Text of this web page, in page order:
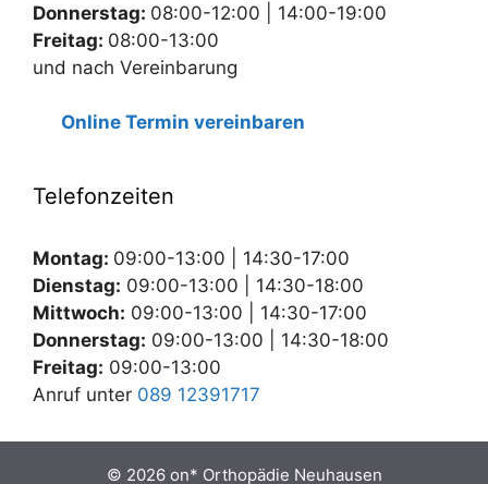
Donnerstag: 08:00-12:00 | 14:00-19:00
Freitag: 08:00-13:00
und nach Vereinbarung
Online Termin vereinbaren
Telefonzeiten
Montag: 09:00-13:00 | 14:30-17:00
Dienstag: 09:00-13:00 | 14:30-18:00
Mittwoch: 09:00-13:00 | 14:30-17:00
Donnerstag: 09:00-13:00 | 14:30-18:00
Freitag: 09:00-13:00
Anruf unter 089 12391717
© 2026 on* Orthopädie Neuhausen